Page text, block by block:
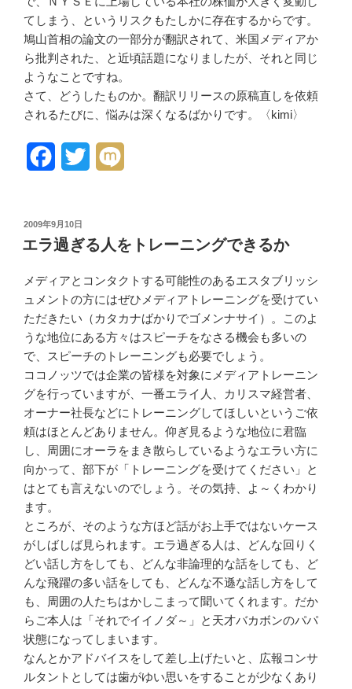
てしまう、というリスクもた しかに存在するからです。
鳩山首相の論文の一部分が翻訳されて、米国メディアか
ら批判された、と近頃話題にな りま したが、それと同じ
ようなことですね。
さて、どうしたものか。翻訳リリ ースの原稿直しを依頼
されるたびに、悩みは深くなるばかりです。 〈kimi〉
e
o
o
k
t
e
r
i
投
日:
2009年9月10日
エラ過ぎる人をトレーニングできるか
メディアとコンタクトする可能性のあるエスタブリッシ
ュメントの方にはぜひメディアトレーニングを受けてい
ただきたい（カタカナばかりでゴメンナサイ）。このよ
うな地位にある方々はスピーチをなさる機会も多いの
で、スピーチのトレーニングも必要でしょう。
ココノッツでは企業の皆様を対象にメディアトレーニン
グを行っていますが、一番エライ人、カリスマ経営者、
オーナー社長などにトレーニングしてほしいというご依
頼はほとんどありません。仰ぎ見るような地位に君臨
し、周囲にオーラをまき散らしているようなエラい方に
向かって、部下が「トレーニングを受けてください」と
はとても言えないのでしょう。その気持、よ～くわかり
ます。
ところが、そのような方ほど話がお上手ではないケース
がしばしば見られます。エラ過ぎる人は、どんな回りく
どい話し方をしても、どんな非論理的な話をしても、ど
んな飛躍の多い話をしても、どんな不遜な話し方をして
も、周囲の人たちはかしこまって聞いてくれます。だか
らご本人は「それでイイノダ～」と天才バカボンのパパ
状態になってしまいます。
なんとかアドバイスをして差し上げたいと、広報コンサ
ルタントとしては歯がゆい思いをすることが少なくあり